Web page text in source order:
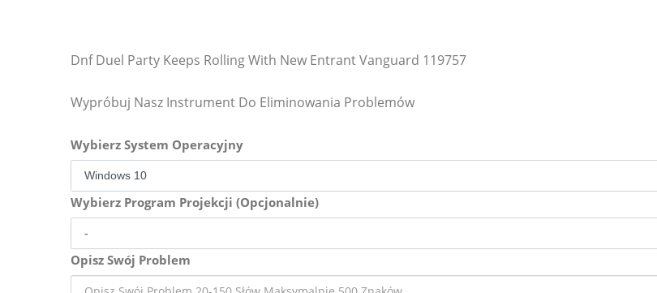
Dnf Duel Party Keeps Rolling With New Entrant Vanguard 119757
Wypróbuj Nasz Instrument Do Eliminowania Problemów
Wybierz System Operacyjny
Wybierz Program Projekcji (Opcjonalnie)
Opisz Swój Problem